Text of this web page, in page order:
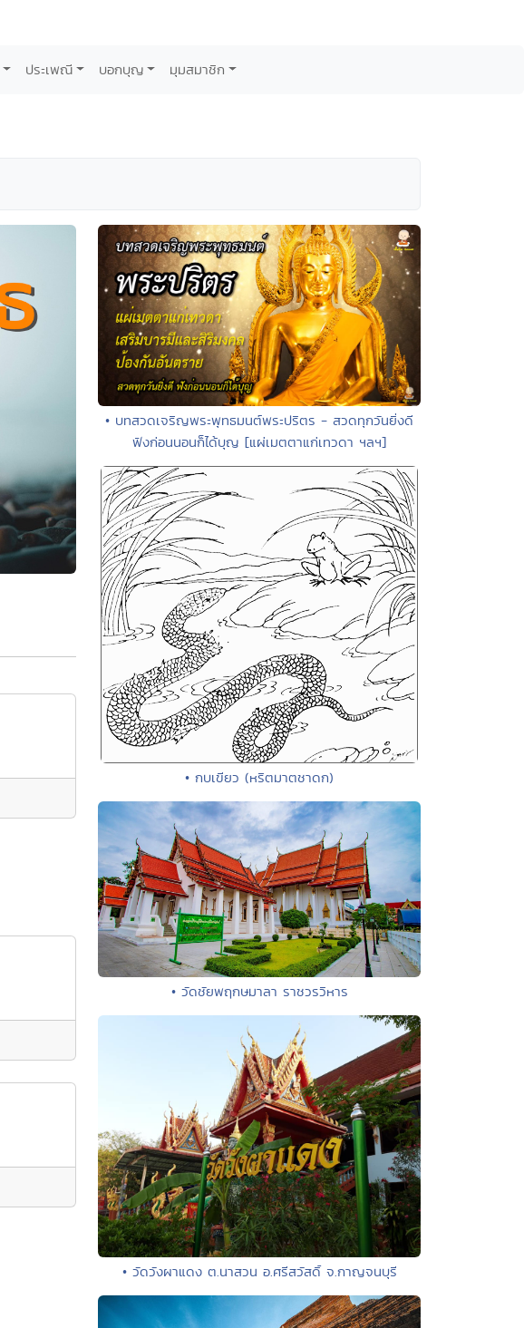
ประเพณี บอกบุญ มุมสมาชิก
• บทสวดเจริญพระพุทธมนต์พระปริตร - สวดทุกวันยิ่งดี
ฟังก่อนนอนก็ได้บุญ [แผ่เมตตาแก่เทวดา ฯลฯ]
• กบเขียว (หริตมาตชาดก)
• วัดชัยพฤกษมาลา ราชวรวิหาร
• วัดวังผาแดง ต.นาสวน อ.ศรีสวัสดิ์ จ.กาญจนบุรี